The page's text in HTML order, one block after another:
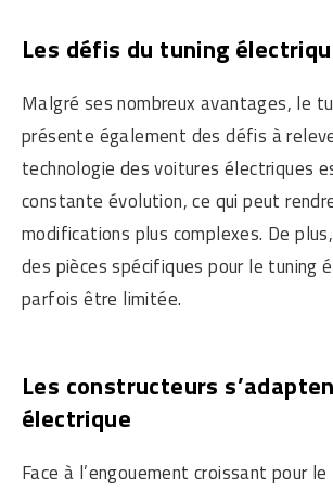
Les défis du tuning
Malgré ses nombreux avantages, le
présente également des défis à
technologie des voitures électriques
constante évolution, ce qui peut
modifications plus complexes. De
des pièces spécifiques pour le tuning
parfois être limitée.
Les constructeurs
électrique
Face à l’engouement croissant pour